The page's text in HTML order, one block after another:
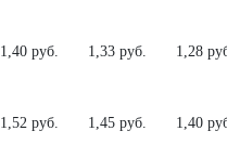
1,40 руб. 1,33 руб. 1,28 руб.
1,52 руб. 1,45 руб. 1,40 руб.